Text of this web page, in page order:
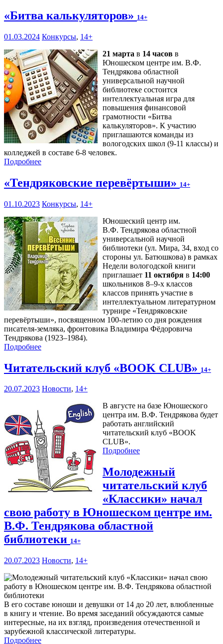
«Битва калькуляторов» 14+
01.03.2024 Конкурсы, 14+
21 марта в 14 часов в
Юношеском центре им. В.Ф.
Тендрякова областной
универсальной научной
библиотеке состоится
интеллектуальная игра для
повышения финансовой
грамотности «Битва
калькуляторов». К участию
приглашаются команды из
вологодских школ (9-11 классы) и
колледжей в составе 6-8 человек.
Подробнее
«Тендряковские перевёртыши» 14+
01.10.2023 Конкурсы, 14+
Юношеский центр им.
В.Ф. Тендрякова областной
универсальной научной
библиотеки (ул. Мира, 34, вход со
стороны ул. Батюшкова) в рамках
Недели вологодской книги
приглашает 11 октября в 14:00
школьников 8–9-х классов
классов принять участие в
интеллектуальном литературном
турнире «Тендряковские
перевёртыши», посвященном 100-летию со дня рождения
писателя-земляка, фронтовика Владимира Фёдоровича
Тендрякова (1923–1984).
Подробнее
Читательский клуб «BOOK CLUB» 14+
20.07.2023 Новости, 14+
В августе на базе Юношеского
центра им. В.Ф. Тендрякова будет
работать английский
читательский клуб «BOOK
CLUB».
Подробнее
Молодежный
читательский клуб
«Классики» начал
свою работу в Юношеском центре им.
В.Ф. Тендрякова областной
библиотеки 14+
20.07.2023 Новости, 14+
В его составе юноши и девушки от 14 до 20 лет, влюбленные
в книгу и чтение. Во время заседаний обсуждаются самые
интересные, на их взгляд, произведения отечественной и
зарубежной классической литературы.
Подробнее